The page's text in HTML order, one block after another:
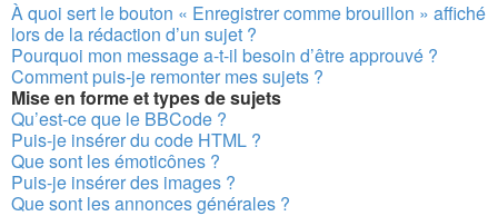
À quoi sert le bouton « Enregistrer comme brouillon » affiché
lors de la rédaction d’un sujet ?
Pourquoi mon message a-t-il besoin d’être approuvé ?
Comment puis-je remonter mes sujets ?
Mise en forme et types de sujets
Qu’est-ce que le BBCode ?
Puis-je insérer du code HTML ?
Que sont les émoticônes ?
Puis-je insérer des images ?
Que sont les annonces générales ?